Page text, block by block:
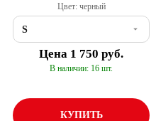
Цвет: черный
Цена 1 750 руб.
В наличии: 16 шт.
КУПИТЬ